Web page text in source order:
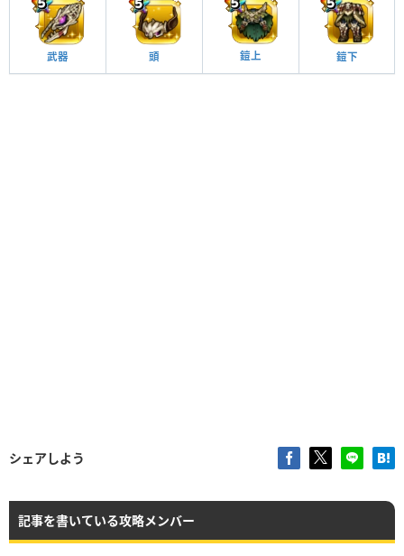
武器 頭 鎧上 鎧下
シェアしよう
記事を書いている攻略メンバー